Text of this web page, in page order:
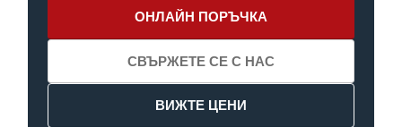
ОНЛАЙН ПОРЪЧКА
СВЪРЖЕТЕ СЕ С НАС
ВИЖТЕ ЦЕНИ